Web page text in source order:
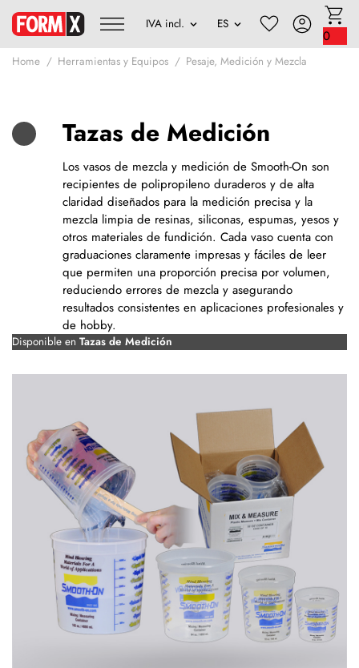
0
Home Herramientas y Equipos Pesaje, Medición y Mezcla
Tazas de Medición
Los vasos de mezcla y medición de Smooth-On son
recipientes de polipropileno duraderos y de alta
claridad diseñados para la medición precisa y la
mezcla limpia de resinas, siliconas, espumas, yesos y
otros materiales de fundición. Cada vaso cuenta con
graduaciones claramente impresas y fáciles de leer
que permiten una proporción precisa por volumen,
reduciendo errores de mezcla y asegurando
resultados consistentes en aplicaciones profesionales y
de hobby.
Disponible en Tazas de Medición